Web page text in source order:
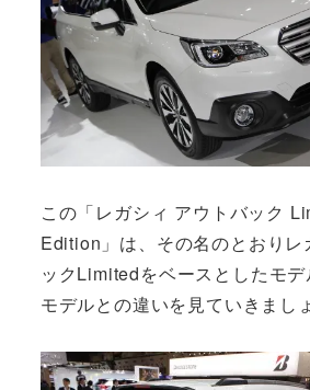
この「レガシィ アウトバック
Edition」は、その名のとおりレ
ックLimitedをベースとしたモ
モデルとの違いを見ていきまし